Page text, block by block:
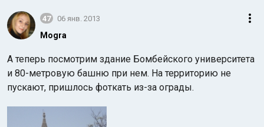
47 06 янв. 2013
Mogra
А теперь посмотрим здание Бомбейского университета
и 80-метровую башню при нем. На территорию не
пускают, пришлось фоткать из-за ограды.